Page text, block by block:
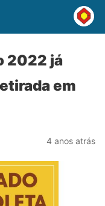
2022 já
em
4 anos atrás